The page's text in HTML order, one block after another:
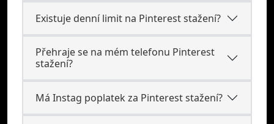
Existuje denní limit na Pinterest stažení?
Přehraje se na mém telefonu Pinterest
stažení?
Má Instag poplatek za Pinterest stažení?